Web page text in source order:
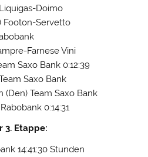
Doimo
Footon-Servetto
Farnese Vini
Saxo Bank 0:12:39
Saxo Bank
(Den) Team Saxo Bank
0:14:31
3. Etappe:
14:41:30 Stunden